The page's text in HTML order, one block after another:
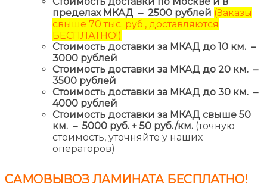
пределах МКАД – 2500 рублей (Заказы
свыше 70 тыс. руб., доставляются
БЕСПЛАТНО!)
Стоимость доставки за МКАД до 10 км. –
3000 рублей
Стоимость доставки за МКАД до 20 км. –
3500 рублей
Стоимость доставки за МКАД до 30 км. –
4000 рублей
Стоимость доставки за МКАД свыше 50
км. – 5000 руб. + 50 руб./км. (точную
стоимость, уточняйте у наших
операторов)
САМОВЫВОЗ ЛАМИНАТА БЕСПЛАТНО!